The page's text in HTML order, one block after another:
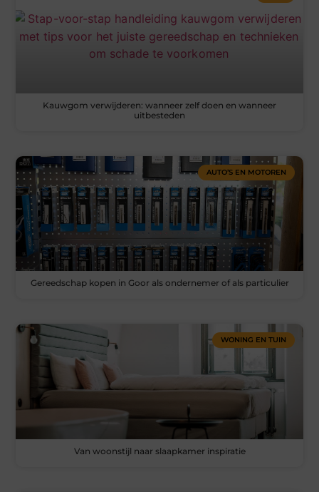
Kauwgom verwijderen: wanneer zelf doen en wanneer
uitbesteden
AUTO’S EN MOTOREN
Gereedschap kopen in Goor als ondernemer of als particulier
WONING EN TUIN
Van woonstijl naar slaapkamer inspiratie